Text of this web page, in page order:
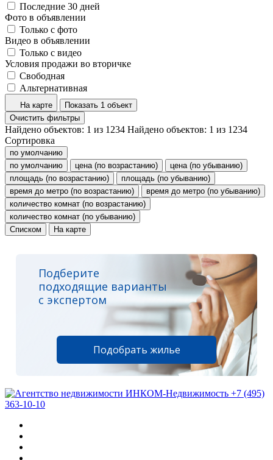
Последние 30 дней
Фото в объявлении
Только с фото
Видео в объявлении
Только с видео
Условия продажи во вторичке
Свободная
Альтернативная
На карте
Показать 1 объект
Очистить фильтры
Найдено объектов: 1 из 1234 Найдено объектов: 1 из 1234
Сортировка
по умолчанию
по умолчанию
цена (по возрастанию)
цена (по убыванию)
площадь (по возрастанию)
площадь (по убыванию)
время до метро (по возрастанию)
время до метро (по убыванию)
количество комнат (по возрастанию)
количество комнат (по убыванию)
Списком
На карте
Подберите
подходящие варианты
с экспертом
Подобрать жилье
+7 (495)
363-10-10